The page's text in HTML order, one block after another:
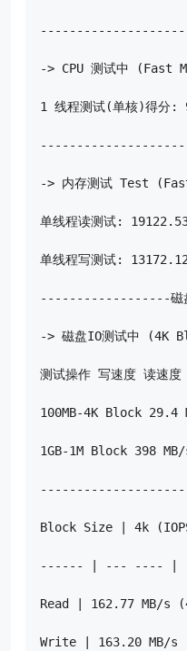
----------------------
-> CPU 测试中 (Fast
1 线程测试(单核)得分:
---------------------
-> 内存测试 Test
单线程读测试:
单线程写测试:
------------------磁盘
-> 磁盘IO测试中 (4K
测试操作 写速度 读速度
100MB-4K Block
1GB-1M Block 398
---------------------
Block Size | 4k
------ | --- ---- |
Read | 162.77 MB/s
Write | 163.20 MB/s